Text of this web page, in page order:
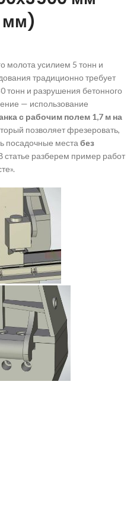
мм)
молота усилием 5 тонн и
традиционно требует
тонн и разрушения бетонного
— использование
с рабочим полем 1,7 м на
позволяет фрезеровать,
посадочные места без
статье разберем пример работ